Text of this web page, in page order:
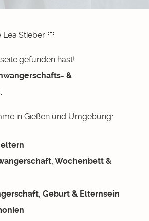
Stieber 💛
gefunden hast!
&
in Gießen und Umgebung:
Wochenbett &
Geburt & Elternsein